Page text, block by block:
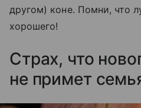
другом) коне. Помни, что
хорошего!
Страх, что
не примет